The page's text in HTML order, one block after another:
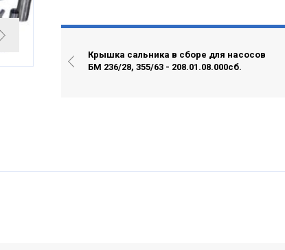
Крышка сальника в сборе для насосов
БМ 236/28, 355/63 - 208.01.08.000сб.